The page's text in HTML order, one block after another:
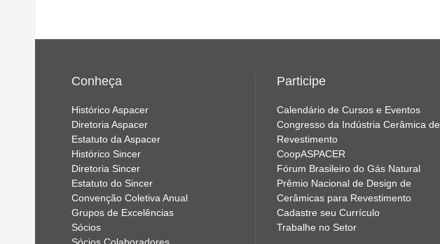
Conheça
Histórico Aspacer
Diretoria Aspacer
Estatuto da Aspacer
Histórico Sincer
Diretoria Sincer
Estatuto do Sincer
Convenção Coletiva Anual
Grupos de Excelências
Sócios
Participe
Calendário de Cursos e Eventos
Congresso da Indústria Cerâmica de
Revestimento
CoopASPACER
Fórum Brasileiro do Gás Natural
Prêmio Nacional de Design de
Cerâmicas para Revestimento
Cadastre seu Currículo
Trabalhe no Setor